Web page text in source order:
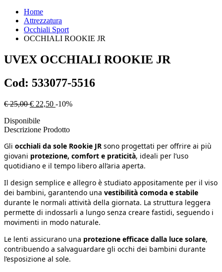
Home
Attrezzatura
Occhiali Sport
OCCHIALI ROOKIE JR
UVEX OCCHIALI ROOKIE JR
Cod: 533077-5516
€ 25,00 € 22,50 -10%
Disponibile
Descrizione Prodotto
Gli occhiali da sole Rookie JR sono progettati per offrire ai più
giovani protezione, comfort e praticità, ideali per l’uso
quotidiano e il tempo libero all’aria aperta.
Il design semplice e allegro è studiato appositamente per il viso
dei bambini, garantendo una vestibilità comoda e stabile
durante le normali attività della giornata. La struttura leggera
permette di indossarli a lungo senza creare fastidi, seguendo i
movimenti in modo naturale.
Le lenti assicurano una protezione efficace dalla luce solare,
contribuendo a salvaguardare gli occhi dei bambini durante
l’esposizione al sole.